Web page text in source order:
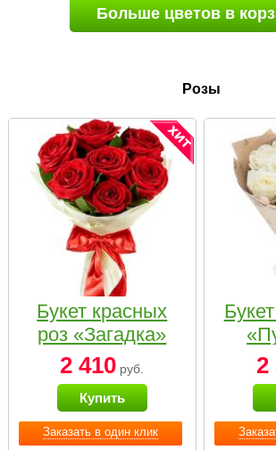
Больше цветов в
Розы
Заказать в один клик
Букет красных
роз «Загадка»
2 410 руб.
Купить
2